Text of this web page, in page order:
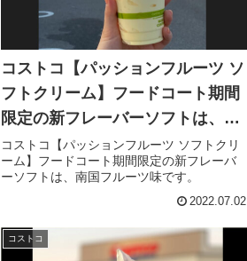
コストコ【パッションフルーツ ソ
フトクリーム】フードコート期間
限定の新フレーバーソフトは、南
国フルーツ味です。
コストコ【パッションフルーツ ソフトクリ
ーム】フードコート期間限定の新フレーバ
ーソフトは、南国フルーツ味です。
2022.07.02
コストコ